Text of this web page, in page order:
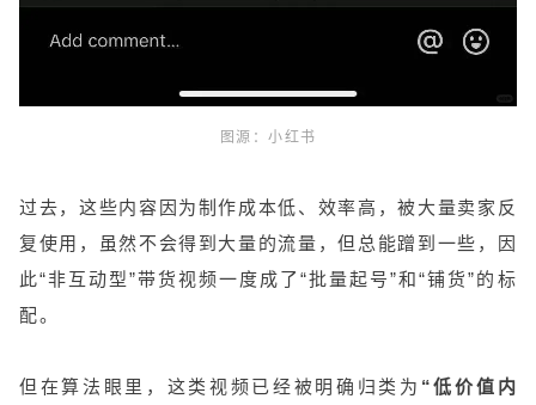
图源：小红书
过去，这些内容因为制作成本低、效率高，被大量卖家反
复使用，虽然不会得到大量的流量，但总能蹭到一些，因
此“非互动型”带货视频一度成了“批量起号”和“铺货”的标
配。
但在算法眼里，这类视频已经被明确归类为 “低价值内